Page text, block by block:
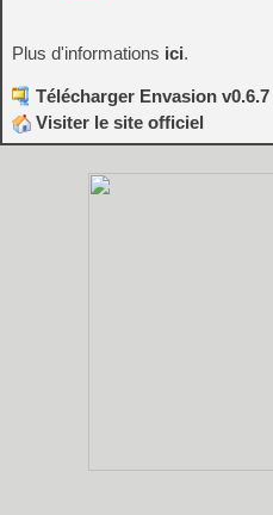
Plus d'informations ici.
Télécharger Envasion v0.6.7
Visiter le site officiel